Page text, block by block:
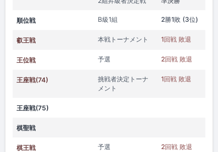
順位戦 B級1組 2勝1敗 (3位)
叡王戦 本戦トーナメント 1回戦 敗退
王位戦 予選 2回戦 敗退
王座戦(74)
挑戦者決定トーナ
メント
1回戦 敗退
王座戦(75)
棋聖戦
棋王戦 予選 2回戦 敗退